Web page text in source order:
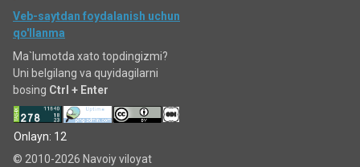
Veb-saytdan foydalanish uchun
qo'llanma
Ma`lumotda xato topdingizmi?
Uni belgilang va quyidagilarni
bosing Ctrl + Enter
Onlayn: 12
© 2010-2026 Navoiy viloyat